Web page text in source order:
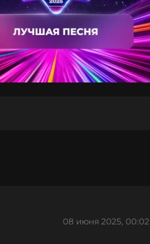
08 июня 2025, 00:02